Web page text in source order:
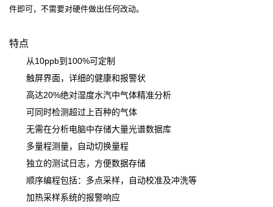
件即可，不需要对硬件做出任何改动。
特点
从10ppb到100%可定制
触屏界面，详细的健康和报警状
高达20%绝对湿度水汽中气体精准分析
可同时检测超过上百种的气体
无需在分析电脑中存储大量光谱数据库
多量程测量，自动切换量程
独立的测试日志，方便数据存储
顺序编程包括：多点采样，自动校准及冲洗等
加热采样系统的报警响应